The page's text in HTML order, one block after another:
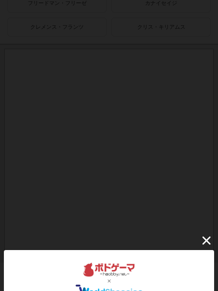
フリードマン・フリーゼ カナイセイジ
クレメンス・フランツ クリス・キリアムス
ボドゲーマのアプリ版はこちら